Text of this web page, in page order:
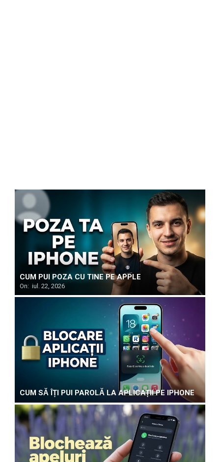
CUM PUI POZA CU TINE PE APPLE
On: iul. 22, 2026
CUM SĂ ÎȚI PUI PAROLĂ LA APLICAȚII PE IPHONE